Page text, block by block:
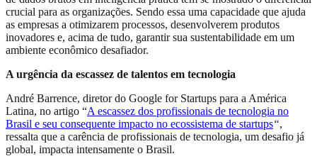
crucial para as organizações. Sendo essa uma capacidade que ajuda
as empresas a otimizarem processos, desenvolverem produtos
inovadores e, acima de tudo, garantir sua sustentabilidade em um
ambiente econômico desafiador.
A urgência da escassez de talentos em tecnologia
André Barrence, diretor do Google for Startups para a América
Latina, no artigo “A escassez dos profissionais de tecnologia no
Brasil e seu consequente impacto no ecossistema de startups“,
ressalta que a carência de profissionais de tecnologia, um desafio já
global, impacta intensamente o Brasil.